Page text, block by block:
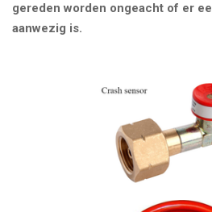
gereden worden ongeacht of er
aanwezig is.